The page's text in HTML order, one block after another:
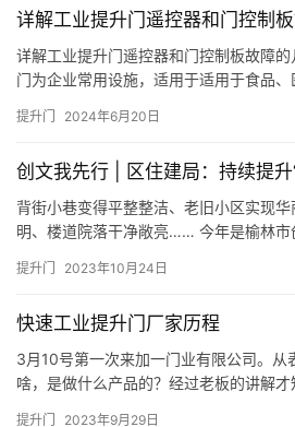
详解工业提升门遥控器和门控制
详解工业提升门遥控器和门控制板故障
门为企业常用设施，适用于适用于食品
制升降开关，但工业门门控制器有时候会
给大家解决这个问题。 (1)工业门遥控器
操…
提升门 2024年6月20日
创文我先行 | 区住建局：持续提升
背街小巷变得平整整洁、老旧小区实现华
明、楼道院落干净敞亮…… 今年是榆林市
造老旧小区、加大物业督查、深入包抓
就“幸福路”。巷道虽小，却关乎着居民的
提升门 2023年10月24日
快速工业提升门厂家历程
3月10号第一次来加一门业有限公司。从
啥，是做什么产品的？经过老板的讲解
提升门 2023年9月29日